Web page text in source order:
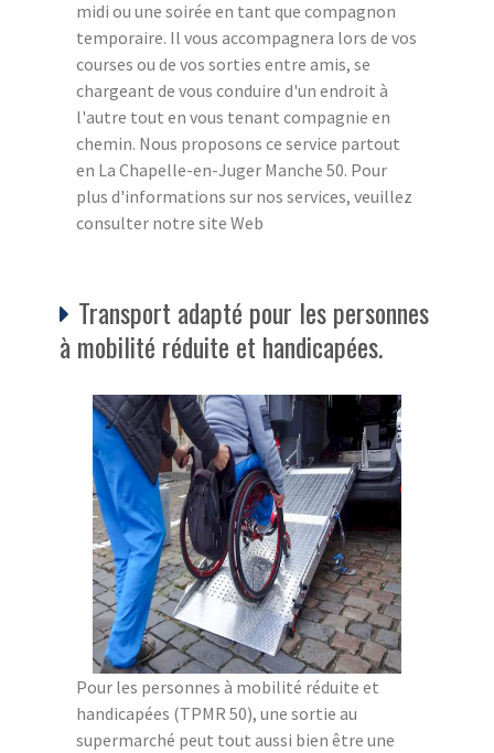
midi ou une soirée en tant que compagnon
temporaire. Il vous accompagnera lors de vos
courses ou de vos sorties entre amis, se
chargeant de vous conduire d'un endroit à
l'autre tout en vous tenant compagnie en
chemin. Nous proposons ce service partout
en La Chapelle-en-Juger Manche 50. Pour
plus d'informations sur nos services, veuillez
consulter notre site Web
Transport adapté pour les personnes
à mobilité réduite et handicapées.
Pour les personnes à mobilité réduite et
handicapées (TPMR 50), une sortie au
supermarché peut tout aussi bien être une